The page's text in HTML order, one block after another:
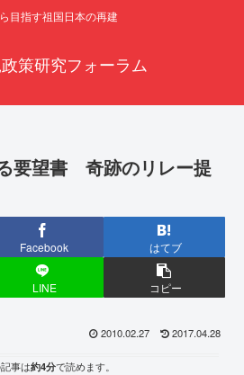
目指す祖国日本の再建
策研究フォーラム
要望書 奇跡のリレー提
Facebook はてブ
LINE コピー
2010.02.27 2017.04.28
事は約4分で読めます。